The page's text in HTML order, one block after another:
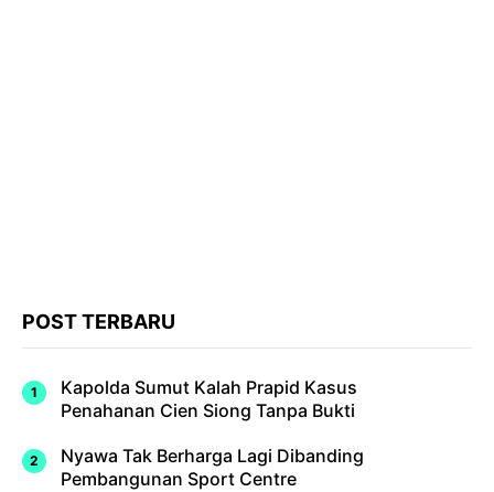
POST TERBARU
Kapolda Sumut Kalah Prapid Kasus
Penahanan Cien Siong Tanpa Bukti
Nyawa Tak Berharga Lagi Dibanding
Pembangunan Sport Centre